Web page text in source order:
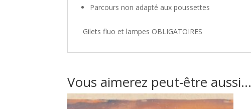
Parcours non adapté aux poussettes
Gilets fluo et lampes OBLIGATOIRES
Vous aimerez peut-être aussi…